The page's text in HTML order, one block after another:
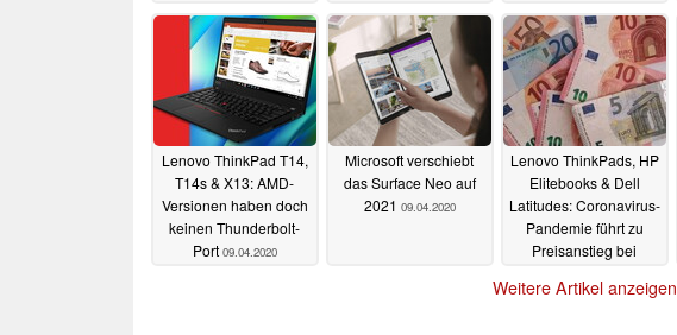
14.05.2020
Lenovo ThinkPad T14,
T14s & X13: AMD-
Versionen haben doch
keinen Thunderbolt-
Port 09.04.2020
Microsoft verschiebt
das Surface Neo auf
2021 09.04.2020
Lenovo ThinkPads, HP
Elitebooks & Dell
Latitudes: Coronavirus-
Pandemie führt zu
Preisanstieg bei
07.04.2020
Weitere Artikel anzeigen